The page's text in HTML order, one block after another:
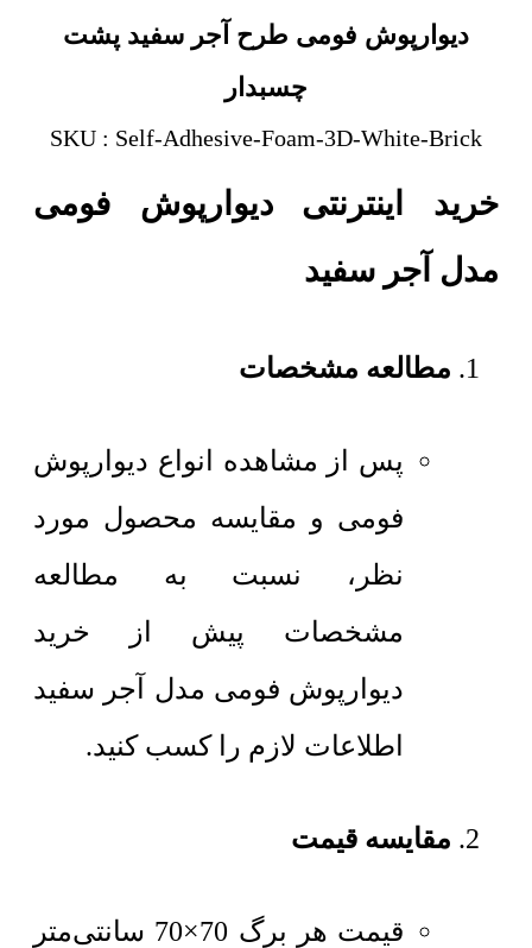
دیوارپوش فومی طرح آجر سفید پشت
چسبدار
SKU : Self-Adhesive-Foam-3D-White-Brick
خرید اینترنتی دیوارپوش فومی
مدل آجر سفید
مطالعه مشخصات
پس از مشاهده انواع دیوارپوش
فومی و مقایسه محصول مورد
نظر، نسبت به مطالعه
مشخصات پیش از خرید
دیوارپوش فومی مدل آجر سفید
اطلاعات لازم را کسب کنید.
مقایسه قیمت
قیمت هر برگ 70×70 سانتی‌متر